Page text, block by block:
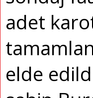
adet
elde